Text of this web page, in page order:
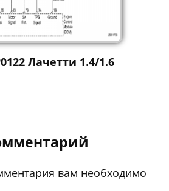
Лачетти 1.4/1.6
вам необходимо